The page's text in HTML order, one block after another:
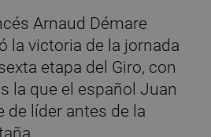
Arnaud Démare
la victoria de la jornada
etapa del Giro, con
la que el español Juan
de líder antes de la